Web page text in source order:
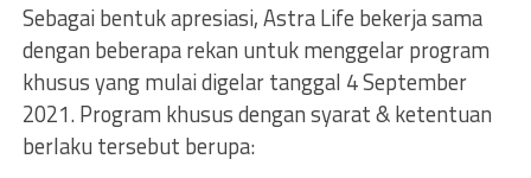
Sebagai bentuk apresiasi, Astra Life bekerja sama
dengan beberapa rekan untuk menggelar program
khusus yang mulai digelar tanggal 4 September
2021. Program khusus dengan syarat & ketentuan
berlaku tersebut berupa: